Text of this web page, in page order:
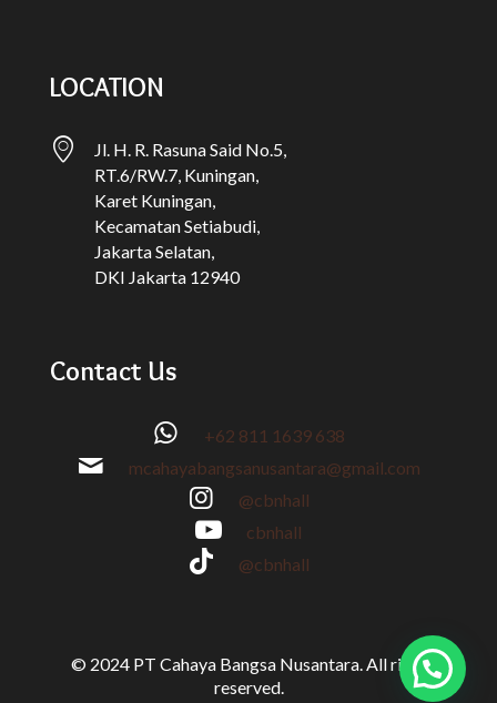
LOCATION
Jl. H. R. Rasuna Said No.5,
RT.6/RW.7, Kuningan,
Karet Kuningan,
Kecamatan Setiabudi,
Jakarta Selatan,
DKI Jakarta 12940
Contact Us
+62 811 1639 638
mcahayabangsanusantara@gmail.com
@cbnhall
cbnhall
@cbnhall
© 2024 PT Cahaya Bangsa Nusantara. All right
reserved.